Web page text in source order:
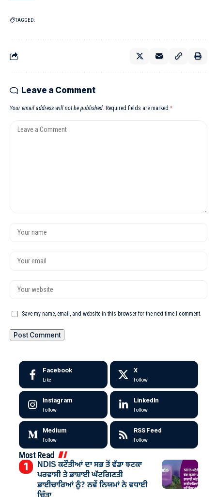
TAGGED:
Leave a Comment
Your email address will not be published. Required fields are marked *
Save my name, email, and website in this browser for the next time I comment.
Facebook
Like
X
Follow
Instagram
Follow
LinkedIn
Follow
Medium
Follow
RSS Feed
Follow
Most Read
NDIS ਕਟੌਤੀਆਂ ਦਾ ਸਭ ਤੋਂ ਵੱਡਾ ਝਟਕਾ
ਪਰਵਾਸੀ ਤੇ ਭਾਸ਼ਾਈ ਘੱਟਗਿਣਤੀ
ਭਾਈਚਾਰਿਆਂ ਨੂੰ? ਨਵੇਂ ਨਿਯਮਾਂ ਨੇ ਵਧਾਈ